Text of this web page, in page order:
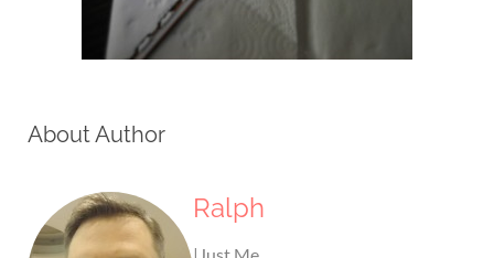
About Author
Ralph
|Just Me